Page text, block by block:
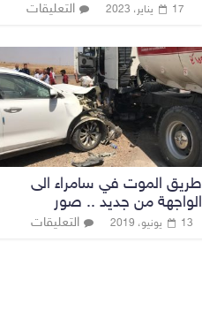
17 يناير، 2023 التعليقات
طريق الموت في سامراء الى
الواجهة من جديد .. صور
13 يونيو، 2019 التعليقات